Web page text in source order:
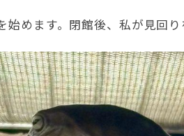
めます。閉館後、私が見回り